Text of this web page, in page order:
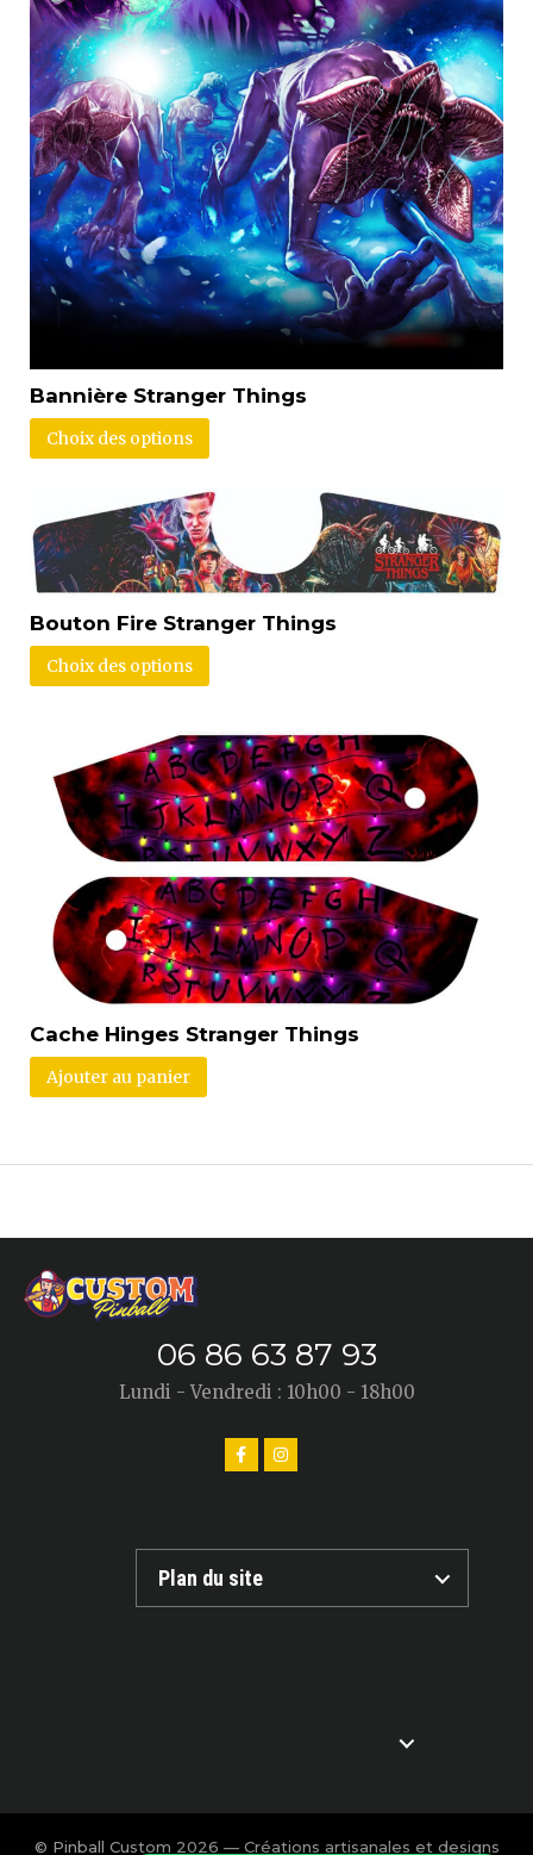
Bannière Stranger Things
Choix des options
Bouton Fire Stranger Things
Choix des options
Cache Hinges Stranger Things
Ajouter au panier
06 86 63 87 93
Lundi - Vendredi : 10h00 - 18h00
Plan du site
© Pinball Custom 2026 — Créations artisanales et designs